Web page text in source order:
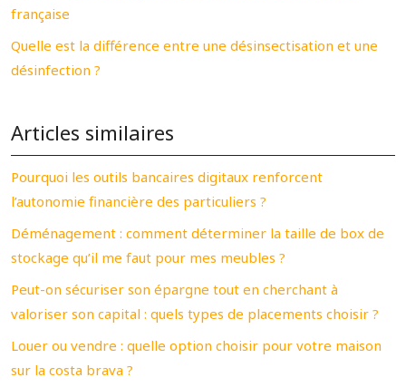
française
Quelle est la différence entre une désinsectisation et une
désinfection ?
Articles similaires
Pourquoi les outils bancaires digitaux renforcent
l’autonomie financière des particuliers ?
Déménagement : comment déterminer la taille de box de
stockage qu’il me faut pour mes meubles ?
Peut-on sécuriser son épargne tout en cherchant à
valoriser son capital : quels types de placements choisir ?
Louer ou vendre : quelle option choisir pour votre maison
sur la costa brava ?